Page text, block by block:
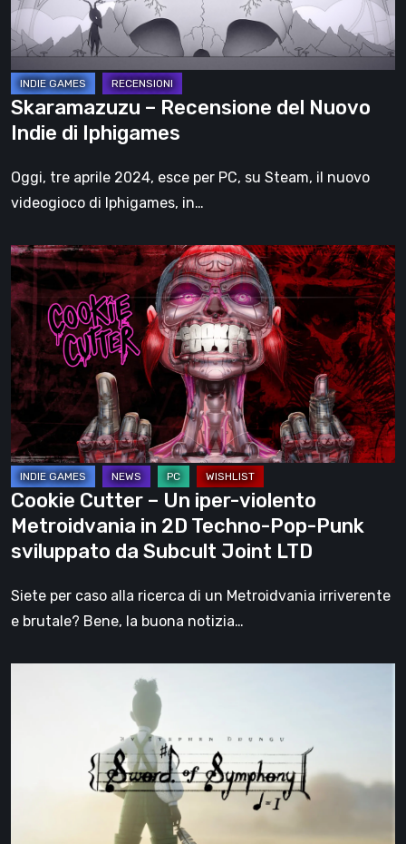
di
Iphigames
Skaramazuzu – Recensione del Nuovo
Indie di Iphigames
Oggi, tre aprile 2024, esce per PC, su Steam, il nuovo
videogioco di Iphigames, in…
Cookie
Cutter
–
Un
iper-
violento
Metroidvania
2D
Techno-
Pop-
Punk
sviluppato
da
Subcult
LTD
Cookie Cutter – Un iper-violento
Metroidvania in 2D Techno-Pop-Punk
sviluppato da Subcult Joint LTD
Siete per caso alla ricerca di un Metroidvania irriverente
e brutale? Bene, la buona notizia…